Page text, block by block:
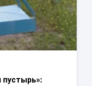
пустырь»: